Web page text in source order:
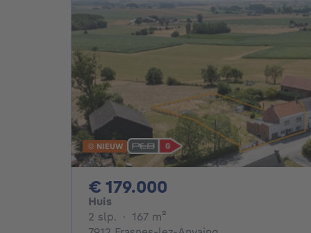
NIEUW
€ 179.000
Huis
2 slp. 2 slaapkamers
· 167 m²